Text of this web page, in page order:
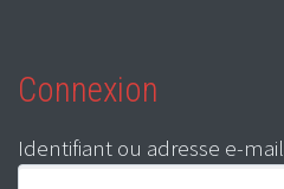
Connexion
Identifiant ou adresse e-mail